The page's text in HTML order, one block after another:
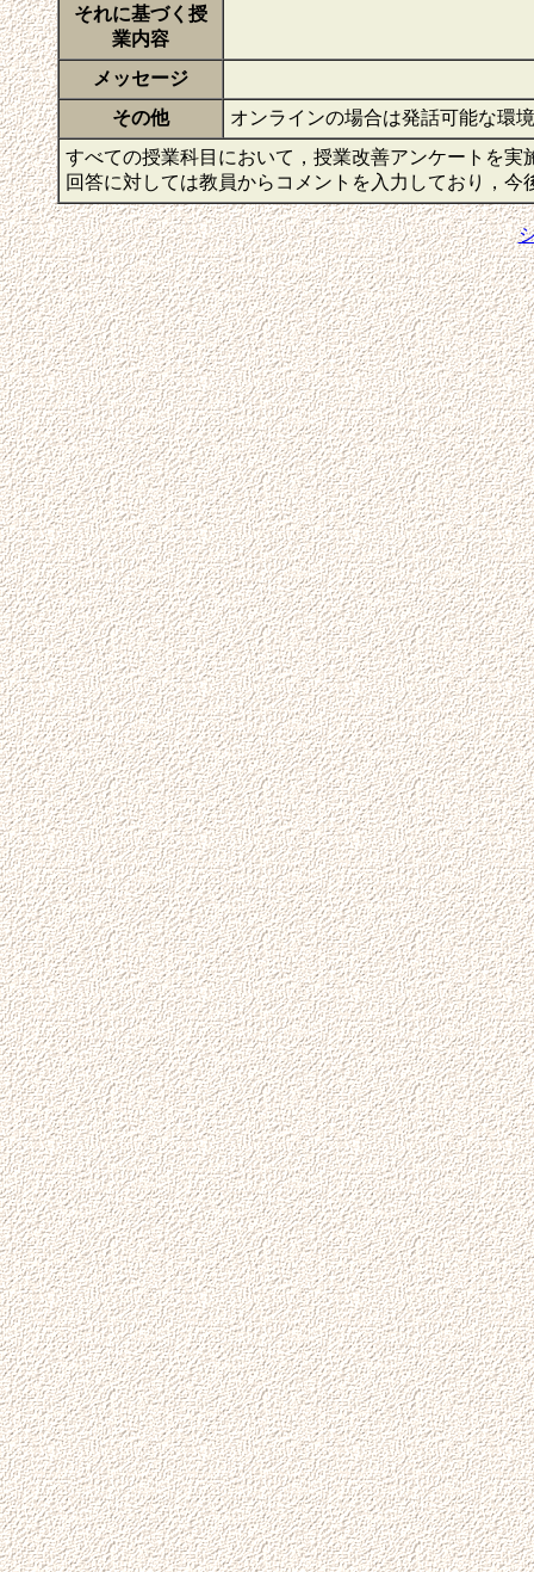
それに基づく授
業内容
メッセージ
その他
オンラインの場合は発話可能な環
すべての授業科目において，授業改善アンケートを
回答に対しては教員からコメントを入力しており，